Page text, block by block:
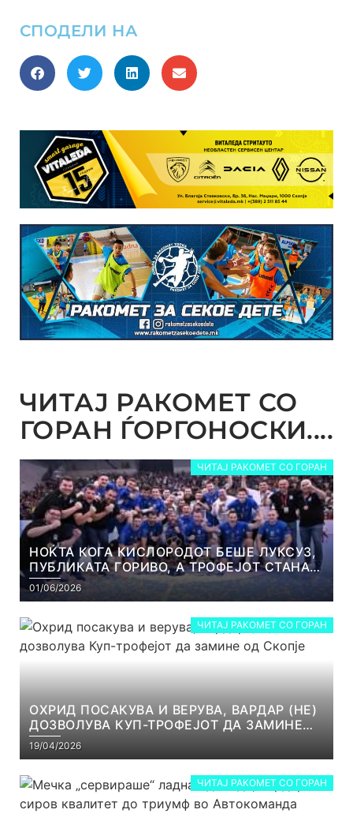
СПОДЕЛИ НА
ЧИТАЈ РАКОМЕТ СО
ГОРАН ЃОРГОНОСКИ....
ЧИТАЈ РАКОМЕТ СО ГОРАН
НОЌТА КОГА КИСЛОРОДОТ БЕШЕ ЛУКСУЗ,
ПУБЛИКАТА ГОРИВО, А ТРОФЕЈОТ СТАНА
РЕАЛНОСТ
01/06/2026
ЧИТАЈ РАКОМЕТ СО ГОРАН
ОХРИД ПОСАКУВА И ВЕРУВА, ВАРДАР (НЕ)
ДОЗВОЛУВА КУП-ТРОФЕЈОТ ДА ЗАМИНЕ
ОД СКОПЈЕ
19/04/2026
ЧИТАЈ РАКОМЕТ СО ГОРАН